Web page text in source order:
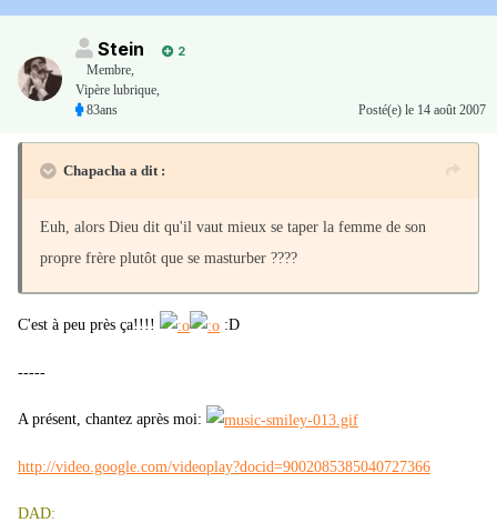
Stein
2
Membre,
Vipère lubrique,
83ans
Posté(e) le 14 août 2007
Chapacha a dit :
Euh, alors Dieu dit qu'il vaut mieux se taper la femme de son
propre frère plutôt que se masturber ????
C'est à peu près ça!!!! :D
-----
A présent, chantez après moi:
http://video.google.com/videoplay?docid=9002085385040727366
DAD: